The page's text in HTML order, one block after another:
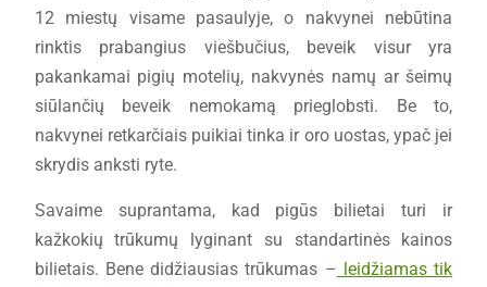
12 miestų visame pasaulyje, o nakvynei nebūtina
rinktis prabangius viešbučius, beveik visur yra
pakankamai pigių motelių, nakvynės namų ar šeimų
siūlančių beveik nemokamą prieglobsti. Be to,
nakvynei retkarčiais puikiai tinka ir oro uostas, ypač jei
skrydis anksti ryte.
Savaime suprantama, kad pigūs bilietai turi ir
kažkokių trūkumų lyginant su standartinės kainos
bilietais. Bene didžiausias trūkumas – leidžiamas tik